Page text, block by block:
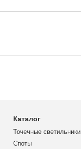
Каталог
Точечные светильники
Споты